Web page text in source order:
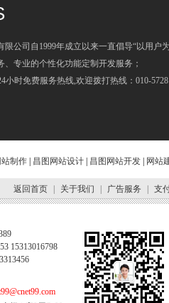
限公司自1999年成立以来一直倡导“以用户
专业的个性化功能定制开发服务；
小时免费服务热线,欢迎拨打热线：010-
制作 昌图网站设计 昌图网站开发 网站
返回首页 关于我们 广告服务 支
15313016798